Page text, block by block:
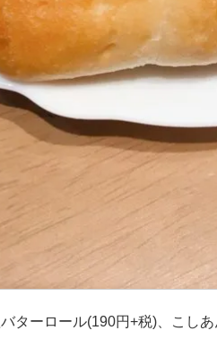
ターロール(190円+税)、こし